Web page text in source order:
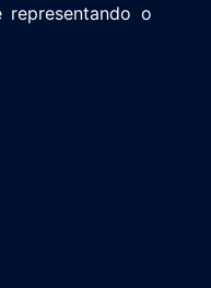
representando o